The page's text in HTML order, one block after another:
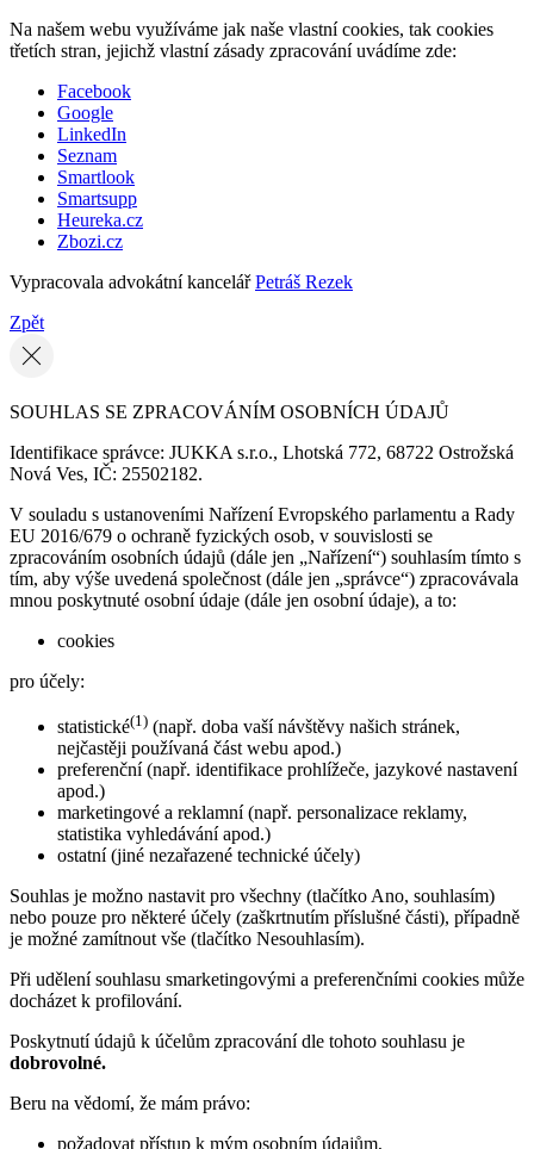
Na našem webu využíváme jak naše vlastní cookies, tak cookies
třetích stran, jejichž vlastní zásady zpracování uvádíme zde:
Facebook
Google
LinkedIn
Seznam
Smartlook
Smartsupp
Heureka.cz
Zbozi.cz
Vypracovala advokátní kancelářPetráš Rezek
Zpět
SOUHLAS SE ZPRACOVÁNÍM OSOBNÍCH ÚDAJŮ
Identifikace správce: JUKKA s.r.o., Lhotská 772, 68722 Ostrožská
Nová Ves, IČ: 25502182.
V souladu s ustanoveními Nařízení Evropského parlamentu a Rady
EU 2016/679 o ochraně fyzických osob, v souvislosti se
zpracováním osobních údajů (dále jen „Nařízení“) souhlasím tímto s
tím, aby výše uvedená společnost (dále jen „správce“) zpracovávala
mnou poskytnuté osobní údaje (dále jen osobní údaje), a to:
cookies
pro účely:
statistické(1) (např. doba vaší návštěvy našich stránek,
nejčastěji používaná část webu apod.)
preferenční (např. identifikace prohlížeče, jazykové nastavení
apod.)
marketingové a reklamní (např. personalizace reklamy,
statistika vyhledávání apod.)
ostatní (jiné nezařazené technické účely)
Souhlas je možno nastavit pro všechny (tlačítko Ano, souhlasím)
nebo pouze pro některé účely (zaškrtnutím příslušné části), případně
je možné zamítnout vše (tlačítko Nesouhlasím).
Při udělení souhlasu smarketingovými a preferenčními cookies může
docházet k profilování.
Poskytnutí údajů k účelům zpracování dle tohoto souhlasu je
dobrovolné.
Beru na vědomí, že mám právo:
požadovat přístup k mým osobním údajům,